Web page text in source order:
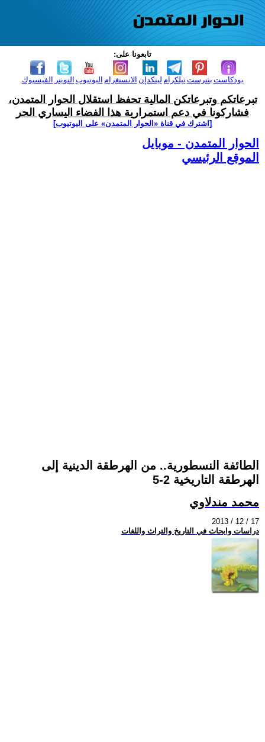
تابعونا على:
الفيسبوك التويتر اليوتيوب الانستغرام لينكدإن تيلكرامبنترست بودكاست
تبرعاتكم وتبرعاتكن المالية تحفظ استقلال الحوار المتمدن،
فشاركونا في دعم استمرارية هذا الفضاء اليساري الحر
[اشترك في قناة ‫«الحوار المتمدن» على اليوتيوب]
الحوار المتمدن - موبايل
الموقع الرئيسي
الطائفة النسطورية.. من الهرطقة الدينية إلى
الهرطقة التاريخية 2-5
محمد مندلاوي
2013 / 12 / 17
دراسات وابحاث في التاريخ والتراث واللغات